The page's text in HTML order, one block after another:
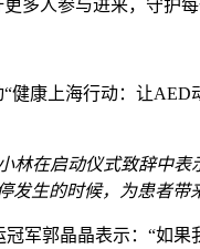
多人参与进来，守护每
康上海行动：让
在启动仪式致辞中
发生的时候，为患者带
军郭晶晶表示：“如